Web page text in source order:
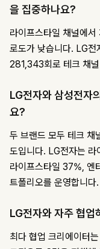
을 집중하나요?
라이프스타일 채널에서
로도가 낮습니다. LG전
281,343회로 테크 채
LG전자와 삼성전자
요?
두 브랜드 모두 테크 채
도입니다. LG전자는 라
라이프스타일 37%, 엔
트폴리오를 운영합니다.
LG전자와 자주 협업
최다 협업 크리에이터